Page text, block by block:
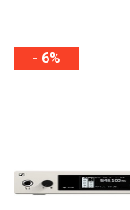
- 6%